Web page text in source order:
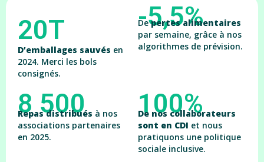
20T
D’emballages sauvés en
2024. Merci les bols
consignés.
-5,5%
Depertes alimentaires
par semaine, grâce à nos
algorithmes de prévision.
8 500
Repas distribués à nos
associations partenaires
en 2025.
100%
De nos collaborateurs
sont en CDI et nous
pratiquons une politique
sociale inclusive.